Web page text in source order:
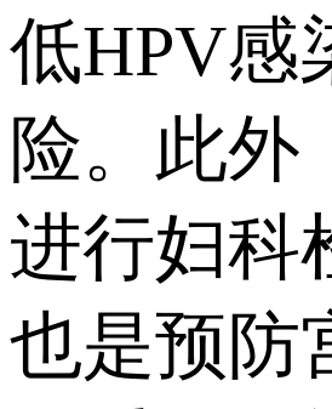
低HPV感
险。此外
进行妇科
也是预防